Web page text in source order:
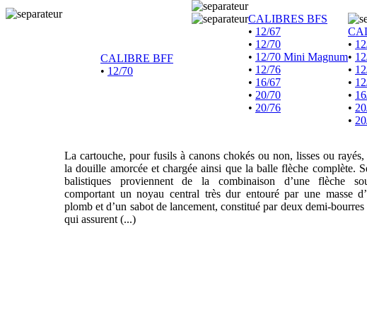
CALIBRE BFF
• 12/70
CALIBRES BFS
• 12/67
• 12/70
• 12/70 Mini Magnum
• 12/76
• 16/67
• 20/70
• 20/76
•
•
•
•
•
•
•
La cartouche, pour fusils à canons chokés ou non, lisses ou rayés,
la douille amorcée et chargée ainsi que la balle flèche complète.
balistiques proviennent de la combinaison d’une flèche
comportant un noyau central très dur entouré par une masse
plomb et d’un sabot de lancement, constitué par deux demi-bourres
qui assurent (...)